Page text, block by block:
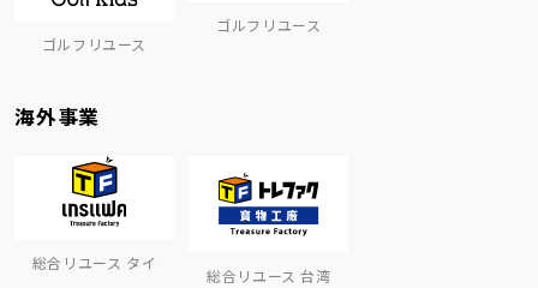
ゴルフリユース
ゴルフリユース
海外事業
総合リユース タイ
総合リユース 台湾